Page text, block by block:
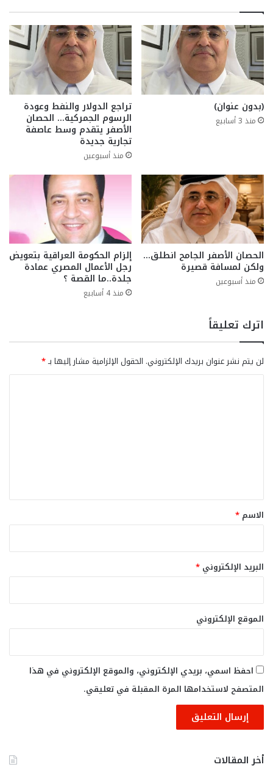
(بدون عنوان)
منذ 3 أسابيع
تراجع الدولار والنفط وعودة
الرسوم الجمركية… الحصان
الأصفر يتقدم وسط عاصفة
تجارية جديدة
منذ أسبوعين
الحصان الأصفر الجامح انطلق…
ولكن لمسافة قصيرة
منذ أسبوعين
إلزام الحكومة العراقية بتعويض
رجل الأعمال المصري عمادة
جلدة..ما القصة ؟
منذ 4 أسابيع
اترك تعليقاً
لن يتم نشر عنوان بريدك الإلكتروني. الحقول الإلزامية مشار إليها بـ*
*
الاسم *
البريد الإلكتروني *
الموقع الإلكتروني
احفظ اسمي، بريدي الإلكتروني، والموقع الإلكتروني في هذا
المتصفح لاستخدامها المرة المقبلة في تعليقي.
أخر المقالات